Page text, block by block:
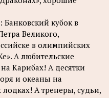
кубок в
Великого,
в олимпийских
А любительские
Карибах! А десятки
и океаны на
А тренеры, судьи,